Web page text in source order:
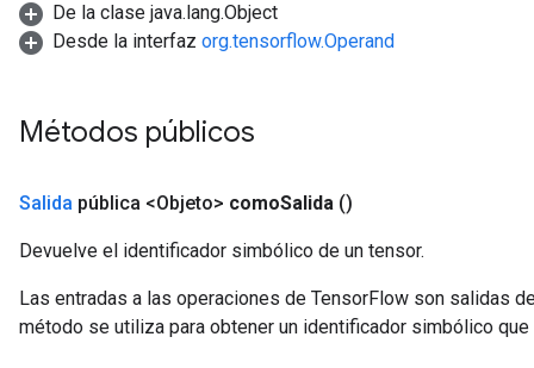
De la clase java.lang.Object
Desde la interfaz org.tensorflow.Operand
Métodos públicos
Salida pública <Objeto> comoSalida ()
Devuelve el identificador simbólico de un tensor.
Las entradas a las operaciones de TensorFlow son salidas
método se utiliza para obtener un identificador simbólico